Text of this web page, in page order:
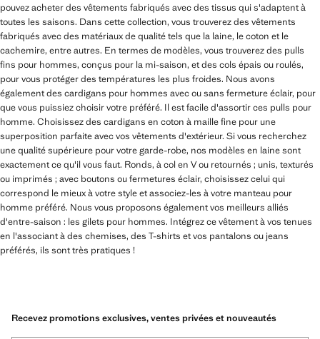
pouvez acheter des vêtements fabriqués avec des tissus qui s'adaptent à
toutes les saisons. Dans cette collection, vous trouverez des vêtements
fabriqués avec des matériaux de qualité tels que la laine, le coton et le
cachemire, entre autres. En termes de modèles, vous trouverez des pulls
fins pour hommes, conçus pour la mi-saison, et des cols épais ou roulés,
pour vous protéger des températures les plus froides. Nous avons
également des cardigans pour hommes avec ou sans fermeture éclair, pour
que vous puissiez choisir votre préféré. Il est facile d'assortir ces pulls pour
homme. Choisissez des cardigans en coton à maille fine pour une
superposition parfaite avec vos vêtements d'extérieur. Si vous recherchez
une qualité supérieure pour votre garde-robe, nos modèles en laine sont
exactement ce qu'il vous faut. Ronds, à col en V ou retournés ; unis, texturés
ou imprimés ; avec boutons ou fermetures éclair, choisissez celui qui
correspond le mieux à votre style et associez-les à votre manteau pour
homme préféré. Nous vous proposons également vos meilleurs alliés
d'entre-saison : les gilets pour hommes. Intégrez ce vêtement à vos tenues
en l'associant à des chemises, des T-shirts et vos pantalons ou jeans
préférés, ils sont très pratiques !
Recevez promotions exclusives, ventes privées et nouveautés